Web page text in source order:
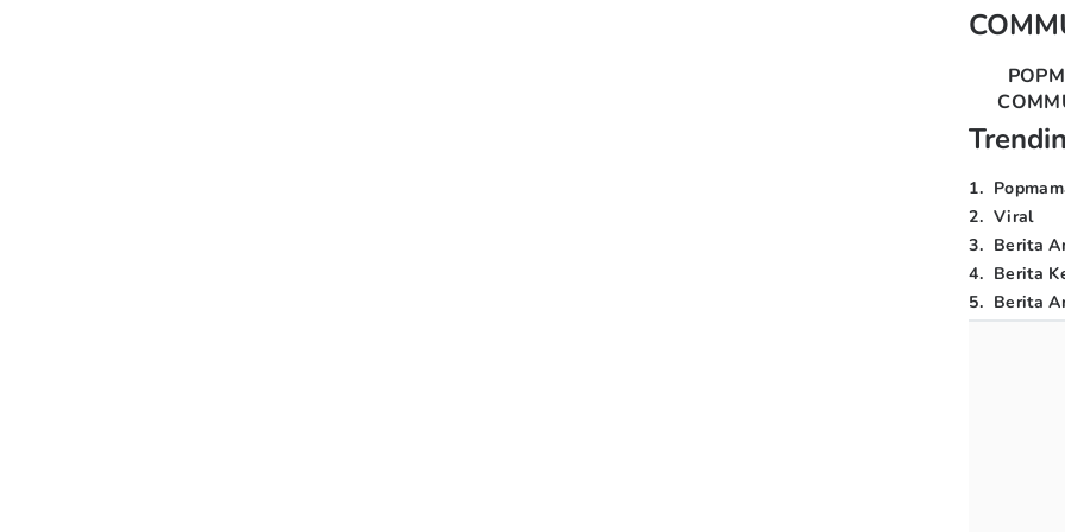
1.
2. Viral
3. Berita
4. Berita
5. Berita